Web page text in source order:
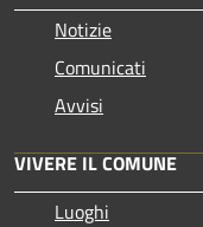
Notizie
Comunicati
Avvisi
VIVERE IL COMUNE
Luoghi